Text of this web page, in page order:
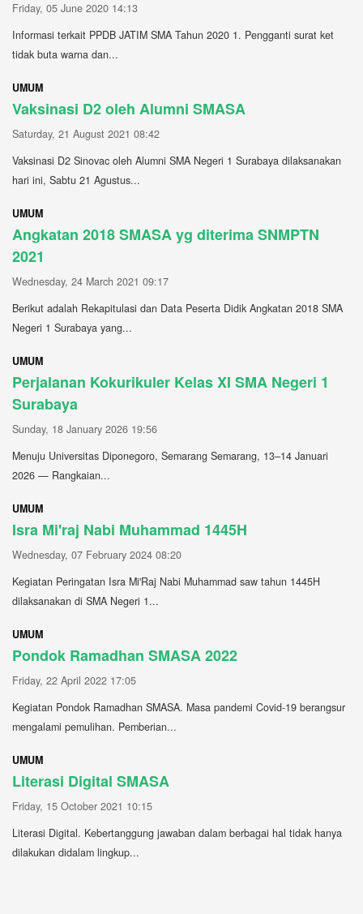
Friday, 05 June 2020 14:13
Informasi terkait PPDB JATIM SMA Tahun 2020 1. Pengganti surat ket
tidak buta warna dan...
UMUM
Vaksinasi D2 oleh Alumni SMASA
Saturday, 21 August 2021 08:42
Vaksinasi D2 Sinovac oleh Alumni SMA Negeri 1 Surabaya dilaksanakan
hari ini, Sabtu 21 Agustus...
UMUM
Angkatan 2018 SMASA yg diterima SNMPTN
2021
Wednesday, 24 March 2021 09:17
Berikut adalah Rekapitulasi dan Data Peserta Didik Angkatan 2018 SMA
Negeri 1 Surabaya yang...
UMUM
Perjalanan Kokurikuler Kelas XI SMA Negeri 1
Surabaya
Sunday, 18 January 2026 19:56
Menuju Universitas Diponegoro, Semarang Semarang, 13–14 Januari
2026 — Rangkaian...
UMUM
Isra Mi'raj Nabi Muhammad 1445H
Wednesday, 07 February 2024 08:20
Kegiatan Peringatan Isra Mi'Raj Nabi Muhammad saw tahun 1445H
dilaksanakan di SMA Negeri 1...
UMUM
Pondok Ramadhan SMASA 2022
Friday, 22 April 2022 17:05
Kegiatan Pondok Ramadhan SMASA. Masa pandemi Covid-19 berangsur
mengalami pemulihan. Pemberian...
UMUM
Literasi Digital SMASA
Friday, 15 October 2021 10:15
Literasi Digital. Kebertanggung jawaban dalam berbagai hal tidak hanya
dilakukan didalam lingkup...